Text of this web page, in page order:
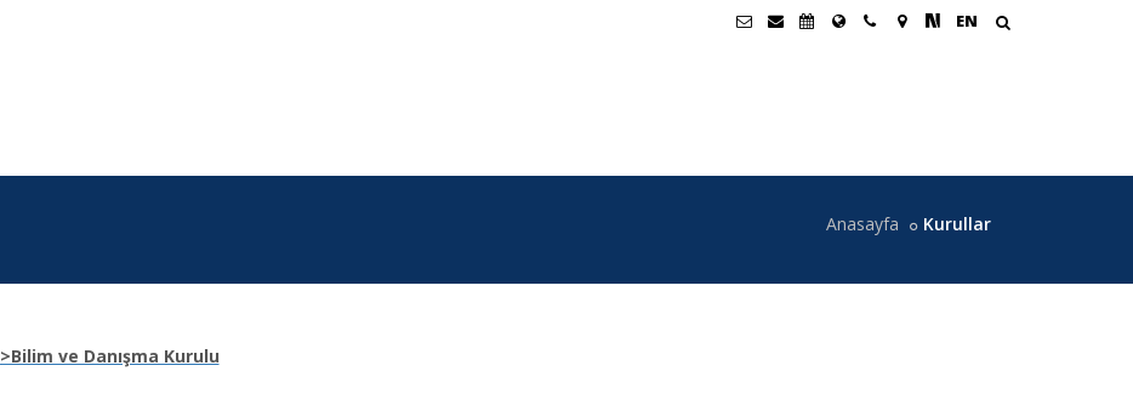
EN
Anasayfa Kurullar
>Bilim ve Danışma Kurulu